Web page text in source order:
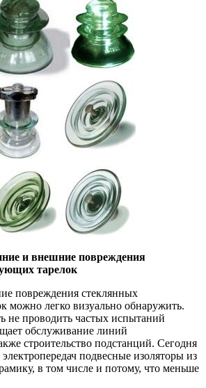
и внешние повреждения
тарелок
повреждения стеклянных
можно легко визуально обнаружить.
не проводить частых испытаний
обслуживание линий
строительство подстанций. Сегодня
подвесные изоляторы из
в том числе и потому, что меньше